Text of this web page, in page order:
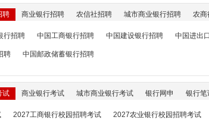
聘 商业银行招聘 农信社招聘 城市商业银行招聘 农商
行招聘 中国工商银行招聘 中国建设银行招聘 中国进出
聘 中国邮政储蓄银行招聘
试 商业银行考试 城市商业银行考试 银行网申 银行笔
2027工商银行校园招聘考试 2027农业银行校园招聘考试